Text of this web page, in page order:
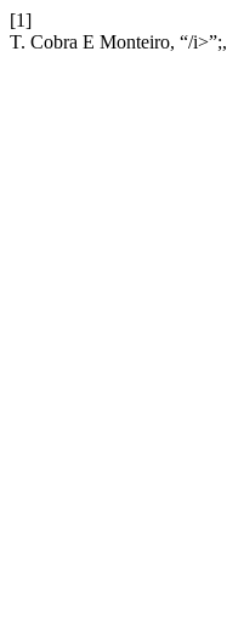
[1]
T. Cobra E Monteiro, “/i>”;,